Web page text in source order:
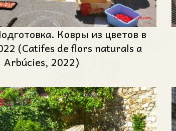
Ковры из цветов в
(Catifes de flors naturals a
Arbúcies, 2022)